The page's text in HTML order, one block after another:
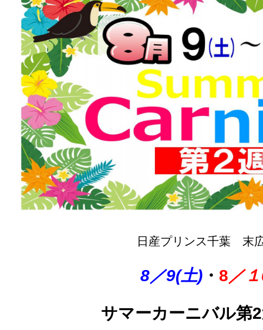
日産プリンス千葉 末
8／9(土) ・ 8／
サマーカーニバル第